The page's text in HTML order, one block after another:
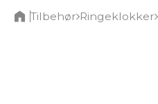
Tilbehør Ringeklokker